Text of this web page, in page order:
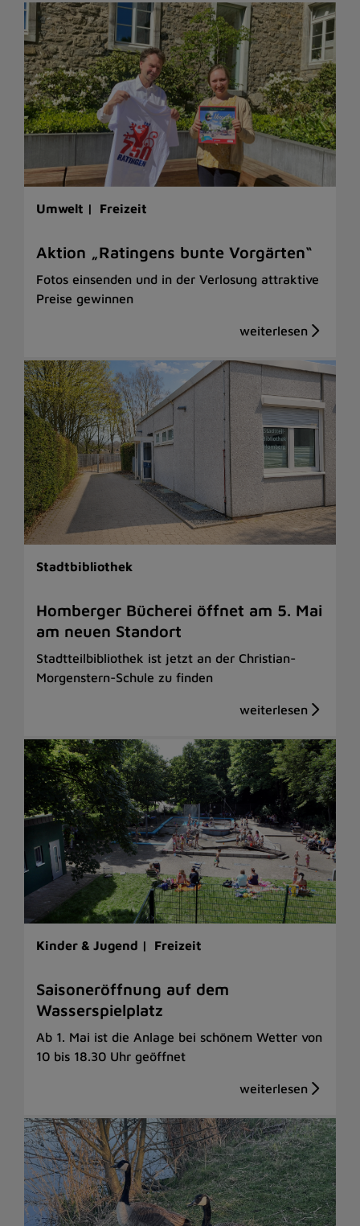
Umwelt | Freizeit
Aktion „Ratingens bunte Vorgärten“
Fotos einsenden und in der Verlosung attraktive
Preise gewinnen
Stadtbibliothek
Homberger Bücherei öffnet am 5. Mai
am neuen Standort
Stadtteilbibliothek ist jetzt an der Christian-
Morgenstern-Schule zu finden
Kinder & Jugend | Freizeit
Saisoneröffnung auf dem
Wasserspielplatz
Ab 1. Mai ist die Anlage bei schönem Wetter von
10 bis 18.30 Uhr geöffnet